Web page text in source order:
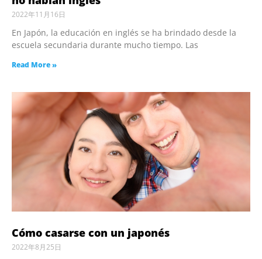
2022年11月16日
En Japón, la educación en inglés se ha brindado desde la
escuela secundaria durante mucho tiempo. Las
Read More »
Cómo casarse con un japonés
2022年8月25日